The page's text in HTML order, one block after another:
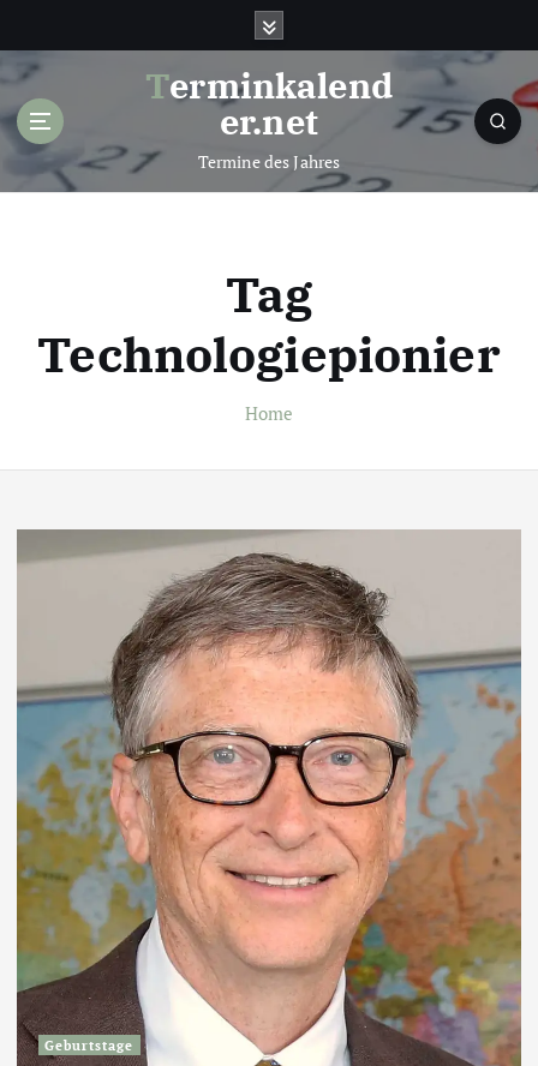
t
Terminkalend
er.net
Termine des Jahres
Tag
Technologiepionier
Home
Geburtstage